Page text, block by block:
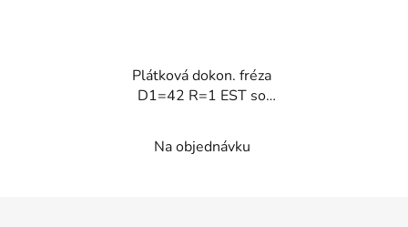
Plátková dokon. fréza
D1=42 R=1 EST so
Na objednávku